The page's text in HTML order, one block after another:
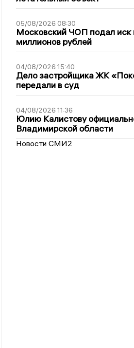
05/08/2026 08:30
Московский ЧОП подал иск
миллионов рублей
04/08/2026 15:40
Дело застройщика ЖК
передали в суд
04/08/2026 11:36
Юлию Калистову
Владимирской области
Новости СМИ2